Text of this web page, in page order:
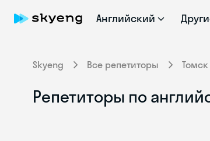
Английский
Skyeng Все репетиторы Томск
Репетиторы по